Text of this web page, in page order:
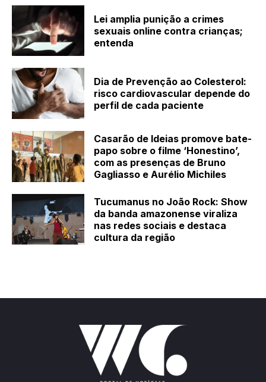
Lei amplia punição a crimes
sexuais online contra crianças;
entenda
Dia de Prevenção ao Colesterol:
risco cardiovascular depende do
perfil de cada paciente
Casarão de Ideias promove bate-
papo sobre o filme ‘Honestino’,
com as presenças de Bruno
Gagliasso e Aurélio Michiles
Tucumanus no João Rock: Show
da banda amazonense viraliza
nas redes sociais e destaca
cultura da região